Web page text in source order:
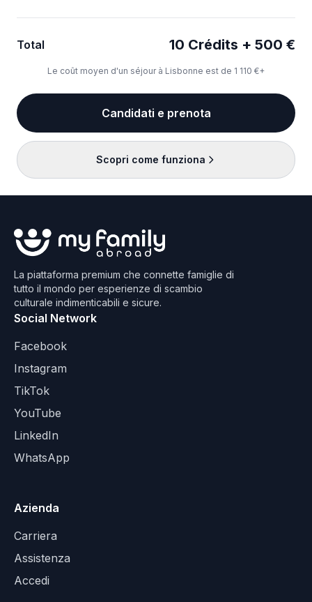
Total 10 Crédits + 500 €
Le coût moyen d'un séjour à Lisbonne est de 1 110 €+
Candidati e prenota
Scopri come funziona
La piattaforma premium che connette famiglie di
tutto il mondo per esperienze di scambio
culturale indimenticabili e sicure.
Social Network
Facebook
Instagram
TikTok
YouTube
LinkedIn
WhatsApp
Azienda
Carriera
Assistenza
Accedi